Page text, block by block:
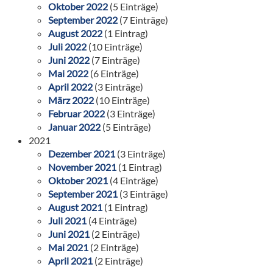
Oktober 2022 (5 Einträge)
September 2022 (7 Einträge)
August 2022 (1 Eintrag)
Juli 2022 (10 Einträge)
Juni 2022 (7 Einträge)
Mai 2022 (6 Einträge)
April 2022 (3 Einträge)
März 2022 (10 Einträge)
Februar 2022 (3 Einträge)
Januar 2022 (5 Einträge)
2021
Dezember 2021 (3 Einträge)
November 2021 (1 Eintrag)
Oktober 2021 (4 Einträge)
September 2021 (3 Einträge)
August 2021 (1 Eintrag)
Juli 2021 (4 Einträge)
Juni 2021 (2 Einträge)
Mai 2021 (2 Einträge)
April 2021 (2 Einträge)